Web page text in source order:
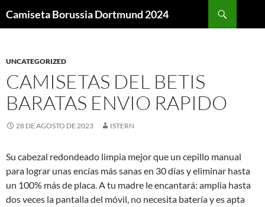
Camiseta Borussia Dortmund 2024
UNCATEGORIZED
CAMISETAS DEL BETIS
BARATAS ENVIO RAPIDO
28 DE AGOSTO DE 2023 ISTERN
Su cabezal redondeado limpia mejor que un cepillo manual
para lograr unas encías más sanas en 30 días y eliminar hasta
un 100% más de placa. A tu madre le encantará: amplia hasta
dos veces la pantalla del móvil, no necesita batería y es apta